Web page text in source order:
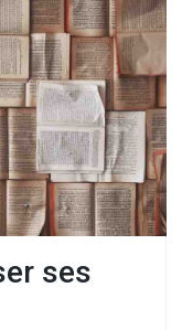
ses